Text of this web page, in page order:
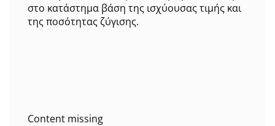
στο κατάστημα βάση της ισχύουσας τιμής και
της ποσότητας ζύγισης.
Content missing